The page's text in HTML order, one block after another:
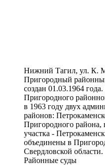
Нижний Тагил, ул. К.
Пригородный
создан 01.03.1964
Пригородного
в 1963 году двух
районов:
Пригородного района,
участка -
объединены в
Свердловской области.
Районные суды